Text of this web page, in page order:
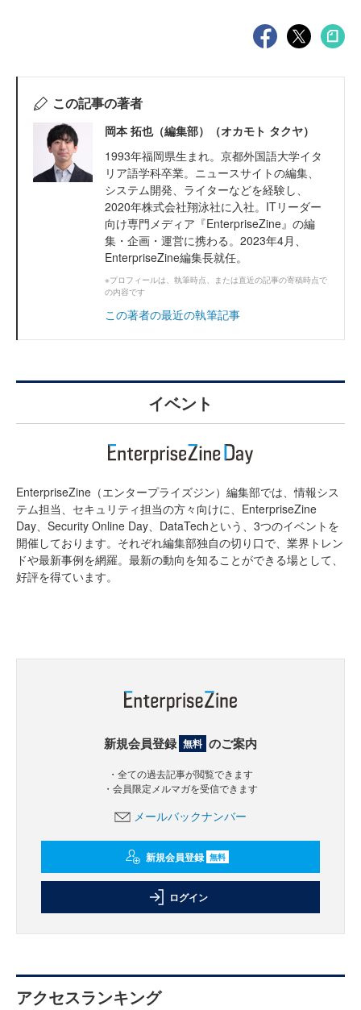
この記事の著者
岡本 拓也（編集部）（オカモト タクヤ）
1993年福岡県生まれ。京都外国語大学イタ
リア語学科卒業。ニュースサイトの編集、
システム開発、ライターなどを経験し、
2020年株式会社翔泳社に入社。ITリーダー
向け専門メディア『EnterpriseZine』の編
集・企画・運営に携わる。2023年4月、
EnterpriseZine編集長就任。
※プロフィールは、執筆時点、または直近の記事の寄稿時点で
の内容です
この著者の最近の執筆記事
イベント
EnterpriseZine（エンタープライズジン）編集部では、情報シス
テム担当、セキュリティ担当の方々向けに、EnterpriseZine
Day、Security Online Day、DataTechという、3つのイベントを
開催しております。それぞれ編集部独自の切り口で、業界トレン
ドや最新事例を網羅。最新の動向を知ることができる場として、
好評を得ています。
新規会員登録 無料 のご案内
・全ての過去記事が閲覧できます
・会員限定メルマガを受信できます
メールバックナンバー
新規会員登録 無料
ログイン
アクセスランキング